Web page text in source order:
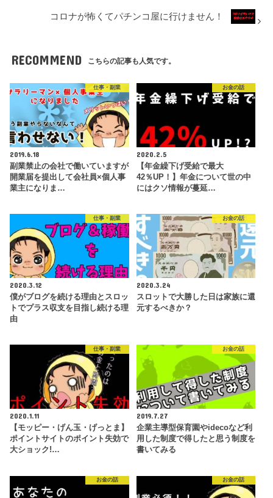
コロナが怖くてパチンコ屋に行けません！
RECOMMEND こちらの記事も人気です。
仕事・副業
2019.6.18
副業禁止の会社で働いていますが
開業届を提出して会社員×個人事
業主になりま…
お金の話
2020.2.5
【年金繰下げ受給で最大
42％UP！】年金について世の中
にはクソ情報が蔓延…
仕事・副業
2020.3.12
僕がブログを続ける理由とスロッ
トでプラス収支を目指し続ける理
由
お金の話
2020.3.24
スロットで大勝した日は家族に還
元するべきか？
仕事・副業
2020.1.11
【モッピー・げん玉・げっとま】
ポイントサイトのポイント失効で
大ショック!…
お金の話
2019.7.27
企業主導型保育園やidecoなど利
用した制度で得したと思う制度を
書いてみる
お金の話 お金の話